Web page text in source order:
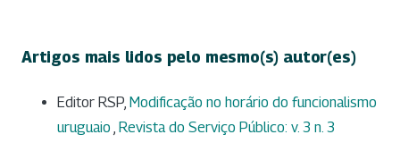
Artigos mais lidos pelo mesmo(s) autor(es)
Editor RSP, Modificação no horário do funcionalismo
uruguaio , Revista do Serviço Público: v. 3 n. 3